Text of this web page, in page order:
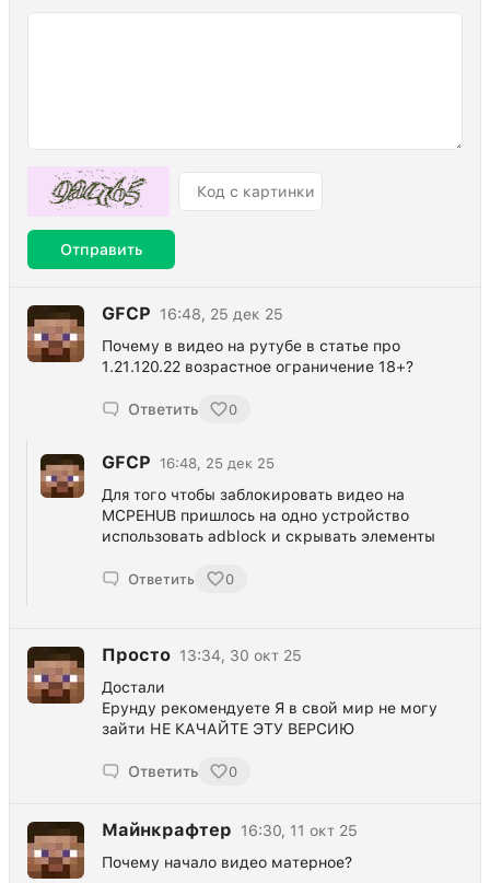
Отправить
GFCP
16:48, 25 дек 25
Почему в видео на рутубе в статье про
1.21.120.22 возрастное ограничение 18+?
Ответить 0
GFCP 16:48, 25 дек 25
Для того чтобы заблокировать видео на
MCPEHUB пришлось на одно устройство
использовать adblock и скрывать элементы
Ответить 0
Просто 13:34, 30 окт 25
Достали
Ерунду рекомендуете Я в свой мир не могу
зайти НЕ КАЧАЙТЕ ЭТУ ВЕРСИЮ
Ответить 0
Майнкрафтер
16:30, 11 окт 25
Почему начало видео матерное?